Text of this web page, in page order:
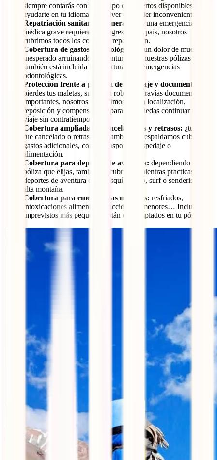
siempre contarás con un equipo de expertos disponibles para
ayudarte en tu idioma y resolver cualquier inconveniente.
Repatriación sanitaria y funeraria:
si una emergencia
médica grave requiere que regreses a tu país, nosotros
cubrimos todos los costos de repatriación.
Cobertura de gastos odontológicos:
¿un dolor de muelas
inesperado arruinando tu aventura? En nuestras pólizas
también está incluida la cobertura para emergencias
odontológicas.
Protección frente a pérdida de equipaje y documentos:
pierdes tus maletas, sufres un robo o extravías documentos
importantes, nosotros te asistimos con la localización,
reposición y compensación, para que puedas continuar tu
viaje sin contratiempos.
Cobertura ampliada en cancelaciones y retrasos: ¿tu vuelo
fue cancelado o retrasado? También te respaldamos cubriendo
gastos adicionales, como transporte, hospedaje o
alimentación.
Cobertura para deportes de aventura: dependiendo de la
póliza que elijas, también te cubrimos mientras practicas
deportes de aventura como esquí, buceo, surf o senderismo en
alta montaña.
Cobertura para emergencias menores: resfriados,
intoxicaciones alimenticias, accidentes menores… Incluso los
imprevistos más pequeños están contemplados en tu póliza.